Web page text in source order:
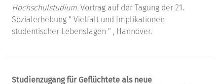
Hochschulstudium. Vortrag auf der Tagung der 21.
Sozialerhebung " Vielfalt und Implikationen
studentischer Lebenslagen " , Hannover.
Studienzugang für Geflüchtete als neue